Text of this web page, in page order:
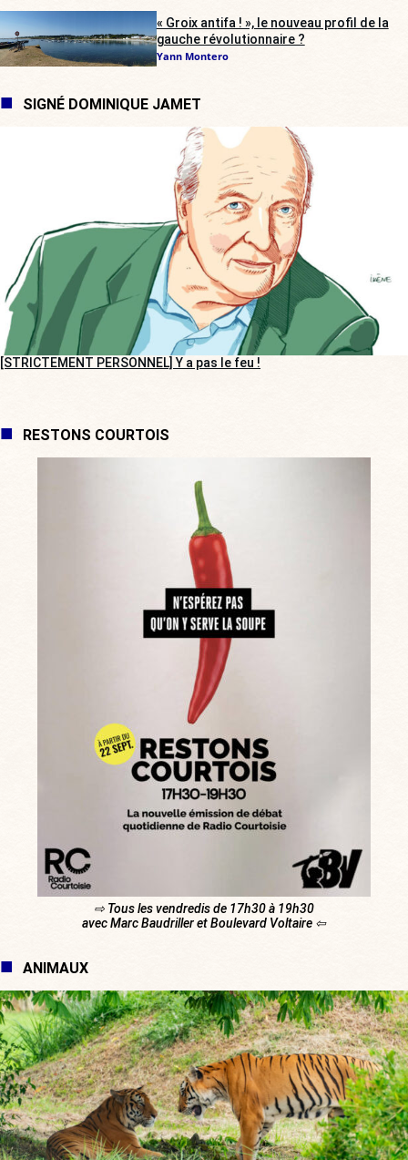
« Groix antifa ! », le nouveau profil de la
gauche révolutionnaire ?
Yann Montero
SIGNÉ DOMINIQUE JAMET
[STRICTEMENT PERSONNEL] Y a pas le feu !
RESTONS COURTOIS
⇨ Tous les vendredis de 17h30 à 19h30
avec Marc Baudriller et Boulevard Voltaire ⇦
ANIMAUX